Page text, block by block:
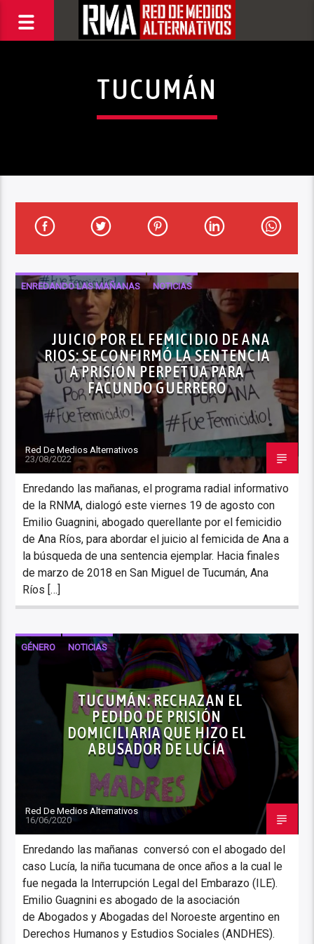
TUCUMÁN
ENREDANDO LAS MAÑANAS NOTICIAS
JUICIO POR EL FEMICIDIO DE ANA
RIOS: SE CONFIRMÓ LA SENTENCIA
A PRISIÓN PERPETUA PARA
FACUNDO GUERRERO
Red De Medios Alternativos
23/08/2022
Enredando las mañanas, el programa radial informativo
de la RNMA, dialogó este viernes 19 de agosto con
Emilio Guagnini, abogado querellante por el femicidio
de Ana Ríos, para abordar el juicio al femicida de Ana a
la búsqueda de una sentencia ejemplar. Hacia finales
de marzo de 2018 en San Miguel de Tucumán, Ana
Ríos […]
GÉNERO NOTICIAS
TUCUMÁN: RECHAZAN EL
PEDIDO DE PRISIÓN
DOMICILIARIA QUE HIZO EL
ABUSADOR DE LUCÍA
Red De Medios Alternativos
16/06/2020
Enredando las mañanas conversó con el abogado del
caso Lucía, la niña tucumana de once años a la cual le
fue negada la Interrupción Legal del Embarazo (ILE).
Emilio Guagnini es abogado de la asociación
de Abogados y Abogadas del Noroeste argentino en
Derechos Humanos y Estudios Sociales (ANDHES).